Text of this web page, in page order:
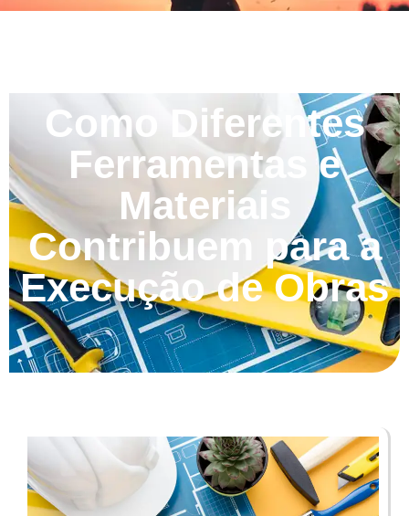
Como Diferentes
Ferramentas e
Materiais
Contribuem para a
Execução de Obras